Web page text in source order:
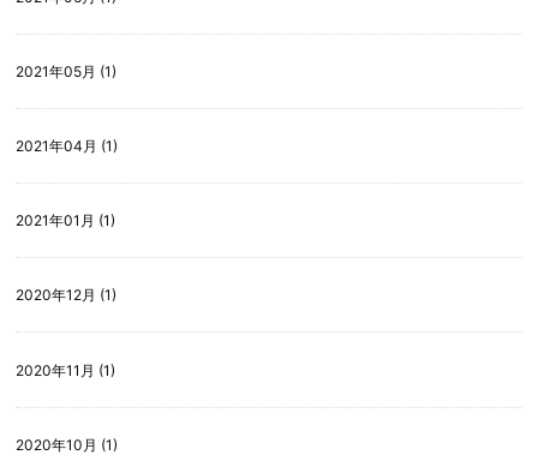
2021年05月 (1)
2021年04月 (1)
2021年01月 (1)
2020年12月 (1)
2020年11月 (1)
2020年10月 (1)